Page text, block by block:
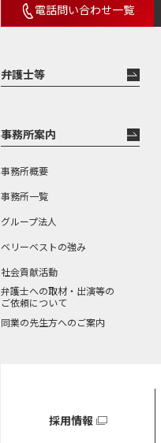
電話問い合わせ一覧
弁護士等
事務所案内
事務所概要
事務所一覧
グループ法人
ベリーベストの強み
社会貢献活動
弁護士への取材・出演等の
ご依頼について
同業の先生方へのご案内
採用情報